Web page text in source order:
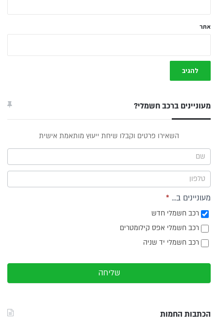
אתר
מעוניינים ברכב חשמלי?
תפריט
צד
השאירו פרטים וקבלו שיחת ייעוץ מותאמת אישית
מעוניינים ב... *
רכב חשמלי חדש
רכב חשמלי אפס קילומטרים
רכב חשמלי יד שניה
שליחה
הכתבות החמות